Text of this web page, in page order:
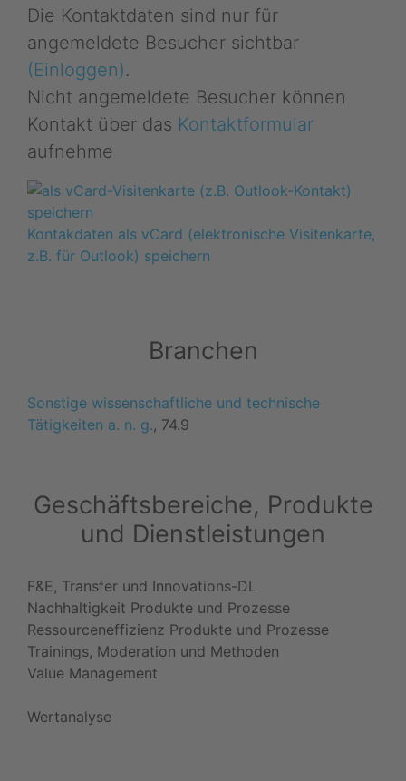
Die Kontaktdaten sind nur für
angemeldete Besucher sichtbar
(Einloggen).
Nicht angemeldete Besucher können
Kontakt über das Kontaktformular
aufnehme
Kontakdaten als vCard (elektronische Visitenkarte,
z.B. für Outlook) speichern
Branchen
Sonstige wissenschaftliche und technische
Tätigkeiten a. n. g., 74.9
Geschäftsbereiche, Produkte
und Dienstleistungen
F&E, Transfer und Innovations-DL
Nachhaltigkeit Produkte und Prozesse
Ressourceneffizienz Produkte und Prozesse
Trainings, Moderation und Methoden
Value Management
Wertanalyse